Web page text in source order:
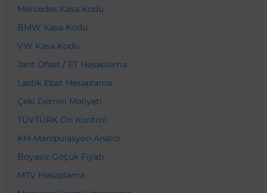
Mercedes Kasa Kodu
BMW Kasa Kodu
VW Kasa Kodu
Jant Ofset / ET Hesaplama
Lastik Ebat Hesaplama
Çeki Demiri Maliyeti
TÜVTÜRK Ön Kontrol
KM Manipülasyon Analizi
Boyasız Göçük Fiyatı
MTV Hesaplama